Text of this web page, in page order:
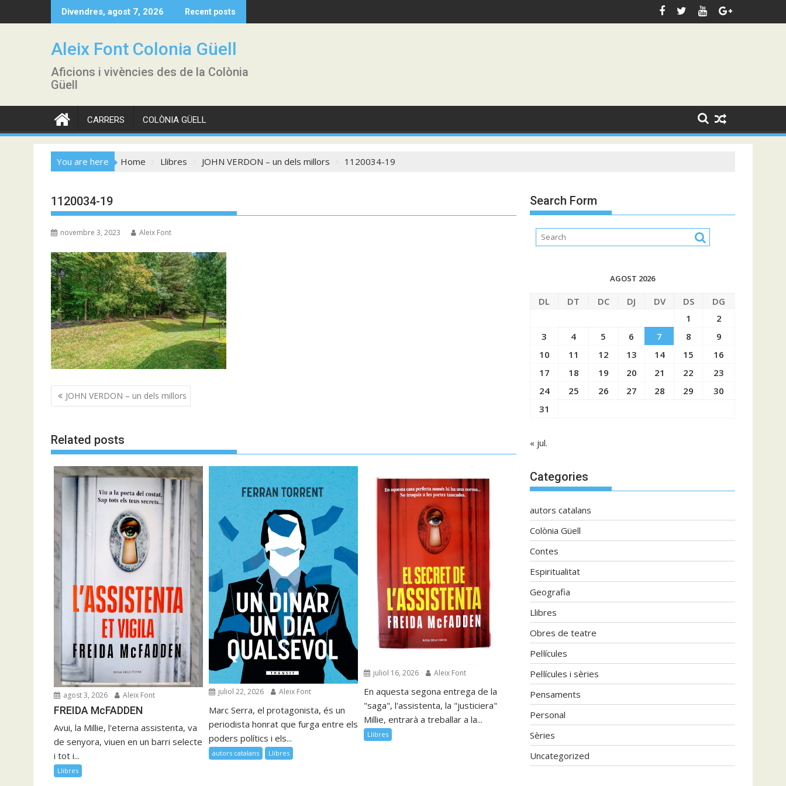
to
Divendres, agost 7, 2026 Recent posts
Aleix Font Colonia Güell
Aficions i vivències des de la Colònia
Güell
CARRERS COLÒNIA GÜELL
You are here Home Llibres JOHN VERDON – un dels millors 1120034-19
1120034-19
novembre 3, 2023 Aleix Font
Navegació
d'entrades
JOHN VERDON – un dels millors
Related posts
agost 3, 2026 Aleix Font
FREIDA McFADDEN
Avui, la Millie, l'eterna assistenta, va
de senyora, viuen en un barri selecte
i tot i...
Llibres
juliol 22, 2026 Aleix Font
Marc Serra, el protagonista, és un
periodista honrat que furga entre els
poders polítics i els...
autors catalans Llibres
juliol 16, 2026 Aleix Font
En aquesta segona entrega de la
"saga", l'assistenta, la "justiciera"
Millie, entrarà a treballar a la...
Llibres
Search Form
AGOST 2026
DL DT DC DJ DV DS
DG
1
2
3
4 5 6 7 8
9
10
11 12 13 14 15
16
17
18 19 20 21 22
23
24
25 26 27 28 29
30
31
« jul.
Categories
autors catalans
Colònia Güell
Contes
Espiritualitat
Geografia
Llibres
Obres de teatre
Pel·lícules
Pel·lícules i sèries
Pensaments
Personal
Sèries
Uncategorized